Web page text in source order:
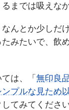
までは吸えな
んとか少しだ
みたいで、飲
は、「無印良
プルな見ため
てみてください